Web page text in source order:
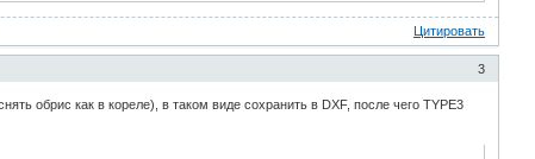
Цитировать
3
обрис как в кореле), в таком виде сохранить в DXF, после чего TYPE3